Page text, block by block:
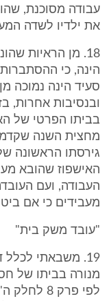
עבודה מסוכנת,
את ילדיו לשדה
18. מן הראיות
הינה, כי
סעיד הינה נמוכה
ובנסיבות אחרות,
בביתו הפרטי של
מחצית השנה
גירסתו הראשונה
האישפוז שהובא
העבודה, ועם
מעבידים כי אם
"עובד משק בית"
19. משבאתי
מנורה בביתו של
לפי פרק